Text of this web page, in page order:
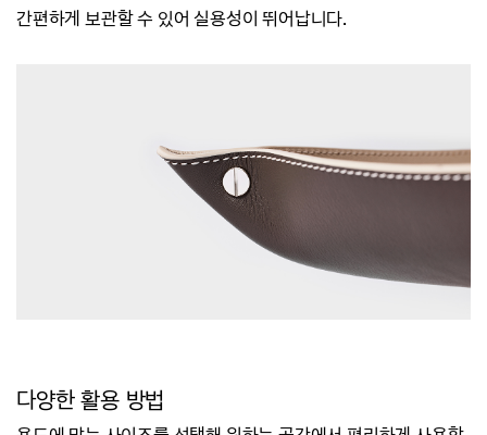
간편하게 보관할 수 있어 실용성이 뛰어납니다.
다양한 활용 방법